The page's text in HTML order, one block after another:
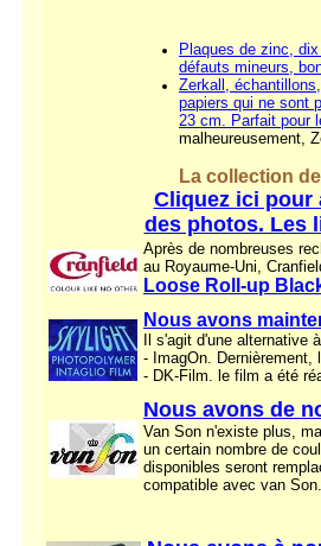
Plaques de zinc,
défauts mineurs,
Zerkall,
papiers qui ne sont
23 cm. Parfait pour
malheureusement,
La collection
Cliquez ici pour
des photos. Les
Après de nombreuses
au Royaume-Uni,
Loose Roll-up
Nous avons
Il s'agit d'une alternative
- ImagOn. Dernièrement,
- DK-Film. le film a été
Nous avons de
Van Son n'existe plus,
un certain nombre de
disponibles seront
compatible avec van